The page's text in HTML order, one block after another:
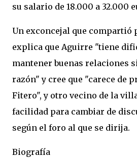
su salario de 18.000 a 32.000
Un exconcejal que compartió
explica que Aguirre "tiene
mantener buenas relaciones
razón"y cree que "carece de
Fitero",y otro vecino de la
facilidad para cambiar de
según el foro al que se dirija.
Biografía